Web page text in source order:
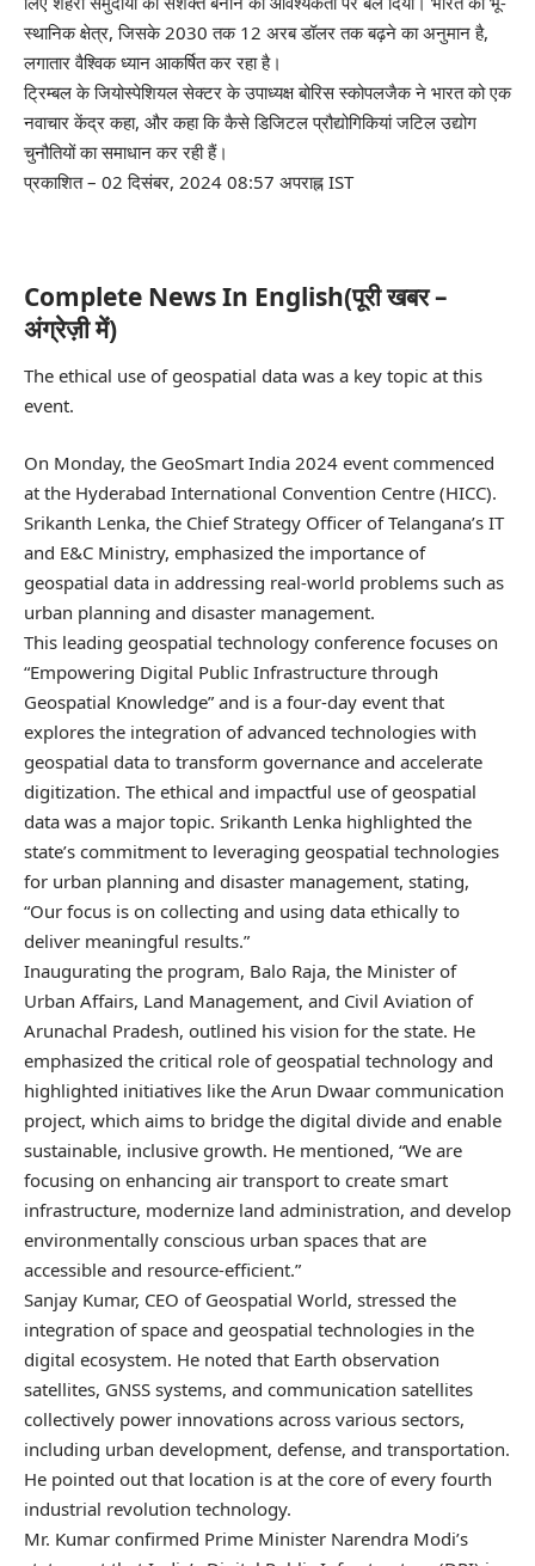
स्थानिक क्षेत्र, जिसके 2030 तक 12 अरब डॉलर तक बढ़ने का अनुमान है,
लगातार वैश्विक ध्यान आकर्षित कर रहा है।
ट्रिम्बल के जियोस्पेशियल सेक्टर के उपाध्यक्ष बोरिस स्कोपलजैक ने भारत को एक
नवाचार केंद्र कहा, और कहा कि कैसे डिजिटल प्रौद्योगिकियां जटिल उद्योग
चुनौतियों का समाधान कर रही हैं।
प्रकाशित– 02 दिसंबर, 2024 08:57 अपराह्न IST
Complete News In English(पूरी खबर –
अंग्रेज़ी में)
The ethical use of geospatial data was a key topic at this
event.
On Monday, the GeoSmart India 2024 event commenced
at the Hyderabad International Convention Centre (HICC).
Srikanth Lenka, the Chief Strategy Officer of Telangana’s IT
and E&C Ministry, emphasized the importance of
geospatial data in addressing real-world problems such as
urban planning and disaster management.
This leading geospatial technology conference focuses on
“Empowering Digital Public Infrastructure through
Geospatial Knowledge” and is a four-day event that
explores the integration of advanced technologies with
geospatial data to transform governance and accelerate
digitization. The ethical and impactful use of geospatial
data was a major topic. Srikanth Lenka highlighted the
state’s commitment to leveraging geospatial technologies
for urban planning and disaster management, stating,
“Our focus is on collecting and using data ethically to
deliver meaningful results.”
Inaugurating the program, Balo Raja, the Minister of
Urban Affairs, Land Management, and Civil Aviation of
Arunachal Pradesh, outlined his vision for the state. He
emphasized the critical role of geospatial technology and
highlighted initiatives like the Arun Dwaar communication
project, which aims to bridge the digital divide and enable
sustainable, inclusive growth. He mentioned, “We are
focusing on enhancing air transport to create smart
infrastructure, modernize land administration, and develop
environmentally conscious urban spaces that are
accessible and resource-efficient.”
Sanjay Kumar, CEO of Geospatial World, stressed the
integration of space and geospatial technologies in the
digital ecosystem. He noted that Earth observation
satellites, GNSS systems, and communication satellites
collectively power innovations across various sectors,
including urban development, defense, and transportation.
He pointed out that location is at the core of every fourth
industrial revolution technology.
Mr. Kumar confirmed Prime Minister Narendra Modi’s